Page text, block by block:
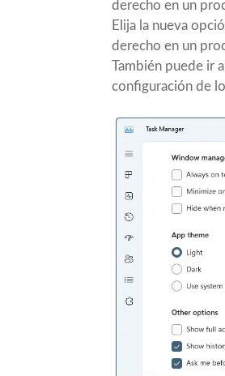
derecho en un
Elija la nueva
derecho en un
También puede ir
configuración de